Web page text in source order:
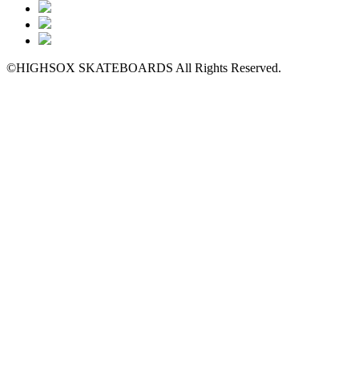
©HIGHSOX SKATEBOARDS All Rights Reserved.